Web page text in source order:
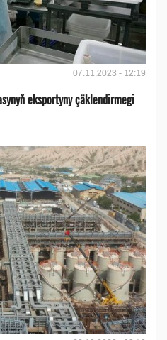
07.11.2023 - 12:19
eksportyny çäklendirmegi